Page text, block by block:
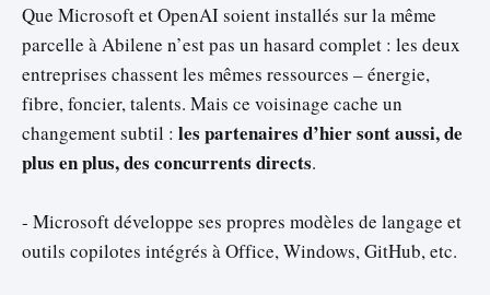
Que Microsoft et OpenAI soient installés sur la même
parcelle à Abilene n’est pas un hasard complet : les deux
entreprises chassent les mêmes ressources – énergie,
fibre, foncier, talents. Mais ce voisinage cache un
changement subtil : les partenaires d’hier sont aussi, de
plus en plus, des concurrents directs.
- Microsoft développe ses propres modèles de langage et
outils copilotes intégrés à Office, Windows, GitHub, etc.